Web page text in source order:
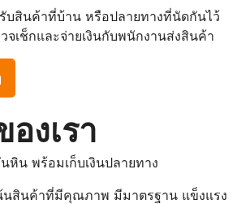
บสินค้าที่บ้าน หรือปลายทางที่นัดกันไว้
จเช็กและจ่ายเงินกับพนักงานส่งสินค้า
งเรา
หิน พร้อมเก็บเงินปลายทาง
สินค้าที่มีคุณภาพ มีมาตรฐาน แข็งแรง